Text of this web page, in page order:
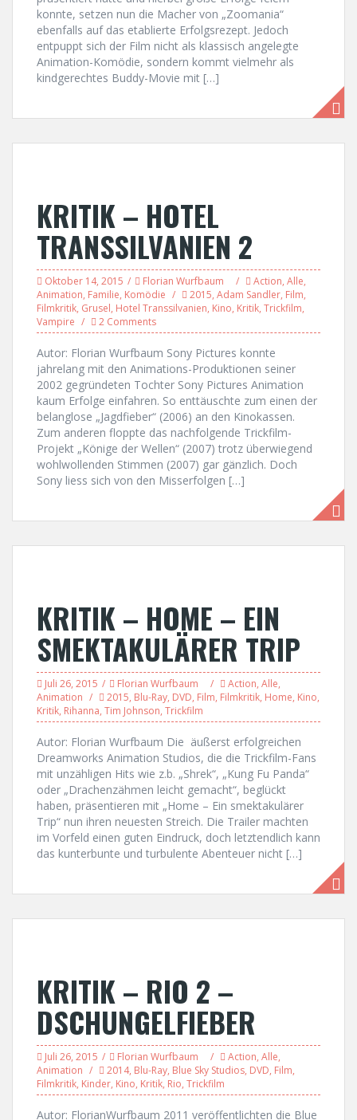
konnte, setzen nun die Macher von „Zoomania“
ebenfalls auf das etablierte Erfolgsrezept. Jedoch
entpuppt sich der Film nicht als klassisch angelegte
Animation-Komödie, sondern kommt vielmehr als
kindgerechtes Buddy-Movie mit […]
KRITIK – HOTEL
TRANSSILVANIEN 2
Oktober 14, 2015 Florian Wurfbaum Action, Alle,
Animation, Familie, Komödie 2015, Adam Sandler, Film,
Filmkritik, Grusel, Hotel Transsilvanien, Kino, Kritik, Trickfilm,
Vampire
2 Comments
Autor: Florian Wurfbaum Sony Pictures konnte
jahrelang mit den Animations-Produktionen seiner
2002 gegründeten Tochter Sony Pictures Animation
kaum Erfolge einfahren. So enttäuschte zum einen der
belanglose „Jagdfieber“ (2006) an den Kinokassen.
Zum anderen floppte das nachfolgende Trickfilm-
Projekt „Könige der Wellen“ (2007) trotz überwiegend
wohlwollenden Stimmen (2007) gar gänzlich. Doch
Sony liess sich von den Misserfolgen […]
KRITIK – HOME – EIN
SMEKTAKULÄRER TRIP
Juli 26, 2015 Florian Wurfbaum Action, Alle,
Animation
2015, Blu-Ray, DVD, Film, Filmkritik, Home, Kino,
Kritik, Rihanna, Tim Johnson, Trickfilm
Autor: Florian Wurfbaum Die äußerst erfolgreichen
Dreamworks Animation Studios, die die Trickfilm-Fans
mit unzähligen Hits wie z.b. „Shrek“, „Kung Fu Panda“
oder „Drachenzähmen leicht gemacht“, beglückt
haben, präsentieren mit „Home – Ein smektakulärer
Trip“ nun ihren neuesten Streich. Die Trailer machten
im Vorfeld einen guten Eindruck, doch letztendlich kann
das kunterbunte und turbulente Abenteuer nicht […]
KRITIK – RIO 2 –
DSCHUNGELFIEBER
Juli 26, 2015 Florian Wurfbaum Action, Alle,
Animation
2014, Blu-Ray, Blue Sky Studios, DVD, Film,
Filmkritik, Kinder, Kino, Kritik, Rio, Trickfilm
Autor: FlorianWurfbaum 2011 veröffentlichten die Blue